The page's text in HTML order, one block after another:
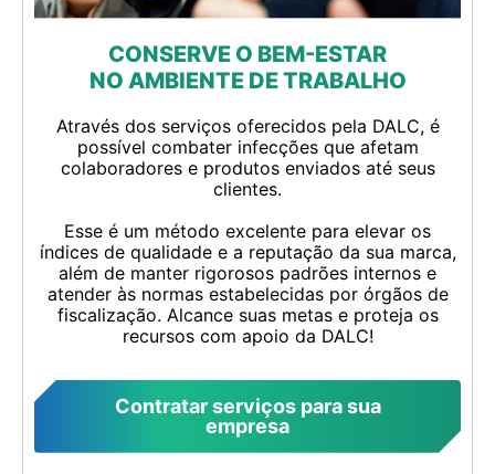
CONSERVE O BEM-ESTAR
NO AMBIENTE DE TRABALHO
Através dos serviços oferecidos pela DALC, é
possível combater infecções que afetam
colaboradores e produtos enviados até seus
clientes.
Esse é um método excelente para elevar os
índices de qualidade e a reputação da sua marca,
além de manter rigorosos padrões internos e
atender às normas estabelecidas por órgãos de
fiscalização. Alcance suas metas e proteja os
recursos com apoio da DALC!
Contratar serviços para sua
empresa